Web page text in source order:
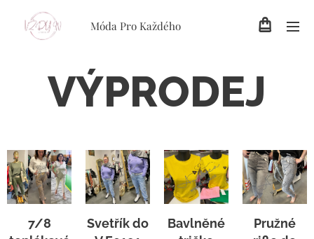
Móda Pro Každého
VÝPRODEJ
7/8
Svetřík do
Bavlněné
Pružné